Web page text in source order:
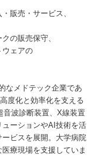
販売・サービス、
の販売保守、
ウェアの
なメドテック企業であ
度化と効率化を支える
音波診断装置、X線装置
ーションやAI技術を活
ビスを展開。大学病院
療現場を支援していま